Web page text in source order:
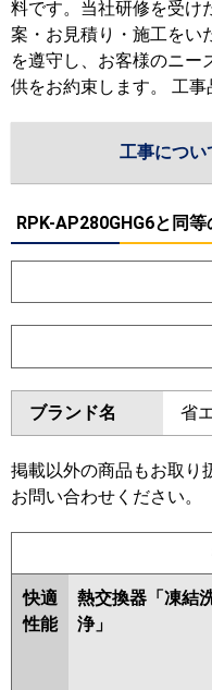
料です。当社研修を受け
案・お見積り・施工をい
を遵守し、お客様のニー
供をお約束します。 工事
工事につい
RPK-AP280GHG6と同
ダイキン
東芝
三菱電機
日立
三菱重工
ダイキン
東芝
三菱電機
パナソニック
ブランド名 省
掲載以外の商品もお取り
お問い合わせください。
快適
性能
熱交換器「凍結
浄」